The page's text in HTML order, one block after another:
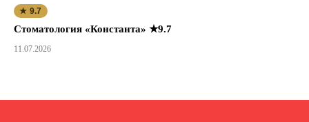
★ 9.7
Стоматология «Константа» ★9.7
11.07.2026